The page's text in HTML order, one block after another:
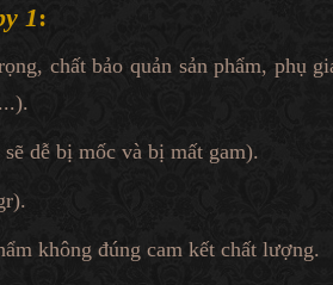
1:
chất bảo quản sản phẩm,
dễ bị mốc và bị mất gam).
không đúng cam kết chất lượng.